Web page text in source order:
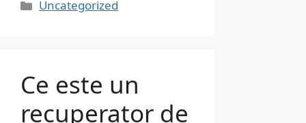
Categorii
Uncategorized
Ce este un
recuperator de